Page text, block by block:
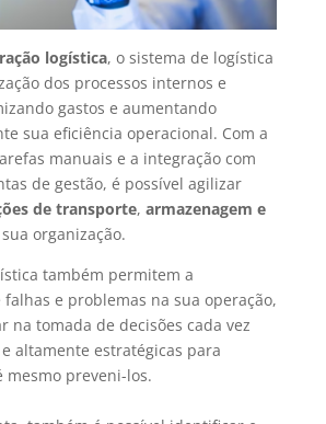
logística, o sistema de logística
dos processos internos e
gastos e aumentando
sua eficiência operacional. Com a
manuais e a integração com
de gestão, é possível agilizar
de transporte, armazenagem e
organização.
também permitem a
e problemas na sua operação,
na tomada de decisões cada vez
altamente estratégicas para
mesmo preveni-los.